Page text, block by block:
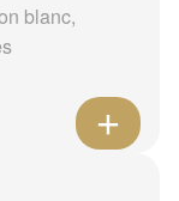
blanc,